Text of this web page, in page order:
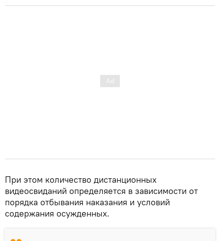
При этом количество дистанционных
видеосвиданий определяется в зависимости от
порядка отбывания наказания и условий
содержания осужденных.